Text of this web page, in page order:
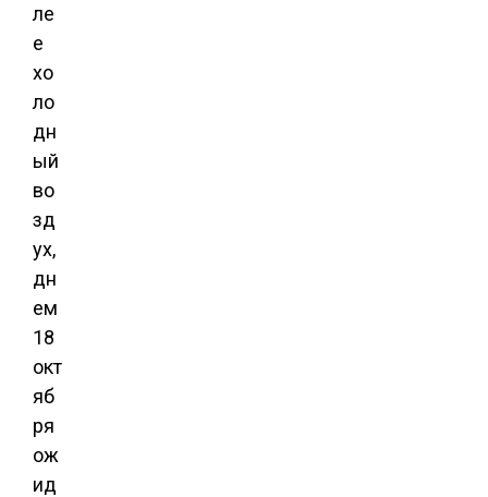
ле
е
хо
ло
дн
ый
во
зд
ух,
дн
ем
18
окт
яб
ря
ож
ид